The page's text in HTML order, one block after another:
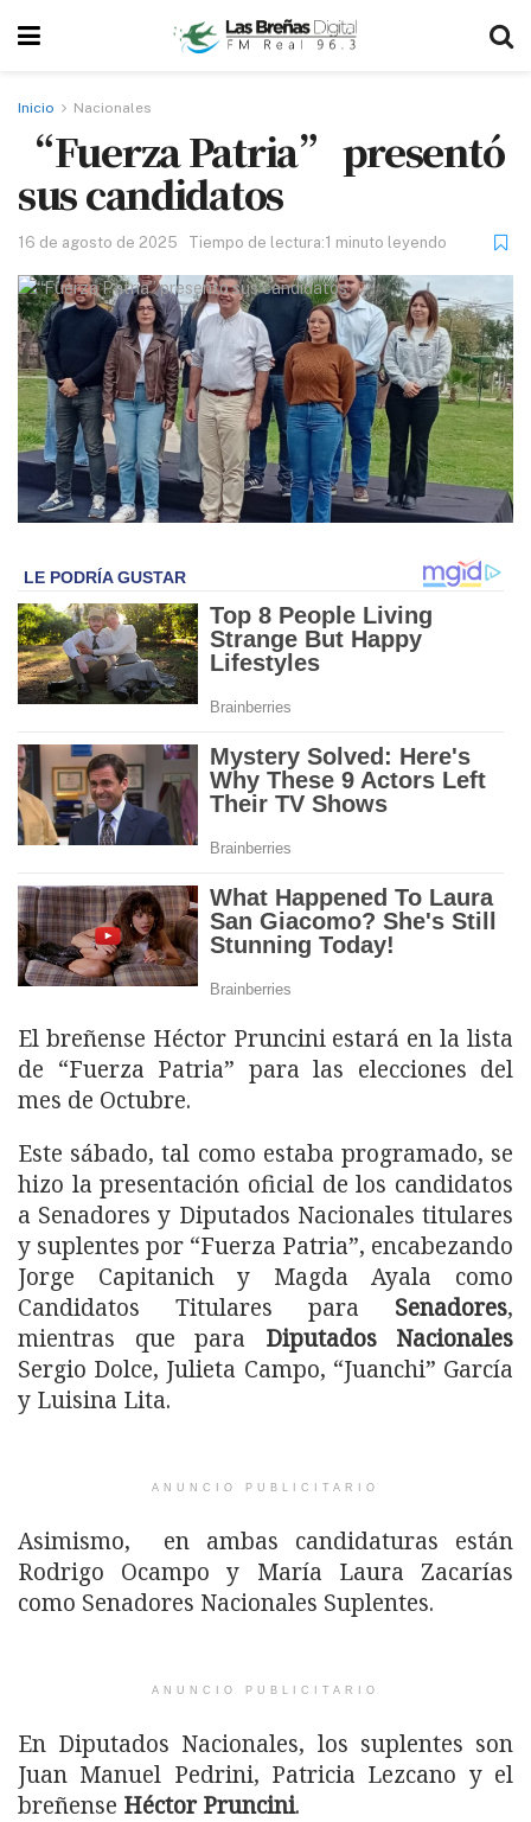
Inicio Nacionales
“Fuerza Patria” presentó
sus candidatos
16 de agosto de 2025 Tiempo de lectura:1 minuto leyendo
El breñense Héctor Pruncini estará en la lista
de “Fuerza Patria” para las elecciones del
mes de Octubre.
Este sábado, tal como estaba programado, se
hizo la presentación oficial de los candidatos
a Senadores y Diputados Nacionales titulares
y suplentes por “Fuerza Patria”, encabezando
Jorge Capitanich y Magda Ayala como
Candidatos Titulares para Senadores,
mientras que para Diputados Nacionales
Sergio Dolce, Julieta Campo, “Juanchi” García
y Luisina Lita.
ANUNCIO PUBLICITARIO
Asimismo, en ambas candidaturas están
Rodrigo Ocampo y María Laura Zacarías
como Senadores Nacionales Suplentes.
ANUNCIO PUBLICITARIO
En Diputados Nacionales, los suplentes son
Juan Manuel Pedrini, Patricia Lezcano y el
breñense Héctor Pruncini.